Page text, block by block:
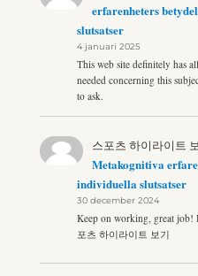
erfarenheters
slutsatser
4 januari 2025
This web site definitely has
needed concerning this
to ask.
스포츠 하이라이트
Metakognitiva
individuella slutsatser
30 december 2024
Keep on working, great job!
포츠 하이라이트 보기